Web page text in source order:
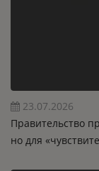
23.07.2026
Правительство
но для